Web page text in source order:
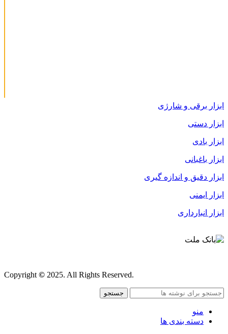
ابزار برقی و شارژی
ابزار دستی
ابزار بادی
ابزار باغبانی
ابزار دقیق و اندازه گیری
ابزار ایمنی
ابزار انبارداری
Copyright © 2025. All Rights Reserved.
جستجو
منو
دسته بندی ها